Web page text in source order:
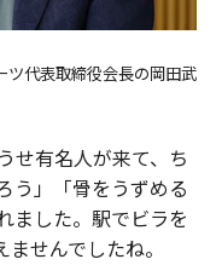
ツ代表取締役会長の岡田武
せ有名人が来て、ち
う」「骨をうずめる
ました。駅でビラを
せんでしたね。